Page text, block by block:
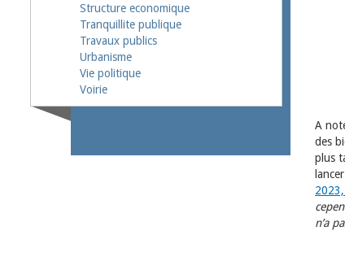
Structure economique
Tranquillite publique
Travaux publics
Urbanisme
Vie politique
Voirie
A
des
plus
n’a